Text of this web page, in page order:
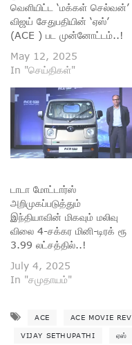
வெளியிட்ட ‘மக்கள் செல்வன்’
விஜய் சேதுபதியின் ‘ஏஸ்’
(ACE ) பட முன்னோட்டம்..!
May 12, 2025
In "செய்திகள்"
டாடா மோட்டார்ஸ்
அறிமுகப்படுத்தும்
இந்தியாவின் மிகவும் மலிவு
விலை 4-சக்கர மினி-டிரக் ரூ
3.99 லட்சத்தில்..!
July 4, 2025
In "சமுதாயம்"
ACE ACE MOVIE
VIJAY SETHUPATHI ஏஸ்